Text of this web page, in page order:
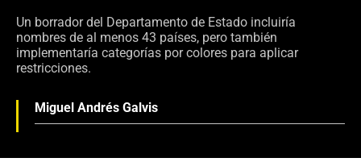
Un borrador del Departamento de Estado incluiría
nombres de al menos 43 países, pero también
implementaría categorías por colores para aplicar
restricciones.
Miguel Andrés Galvis